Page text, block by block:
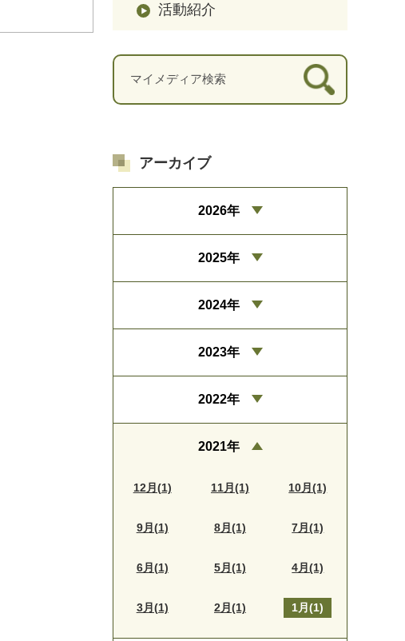
活動紹介
アーカイブ
2026年
2025年
2024年
2023年
2022年
2021年
12月(1) 11月(1) 10月(1)
9月(1) 8月(1) 7月(1)
6月(1) 5月(1) 4月(1)
3月(1) 2月(1) 1月(1)